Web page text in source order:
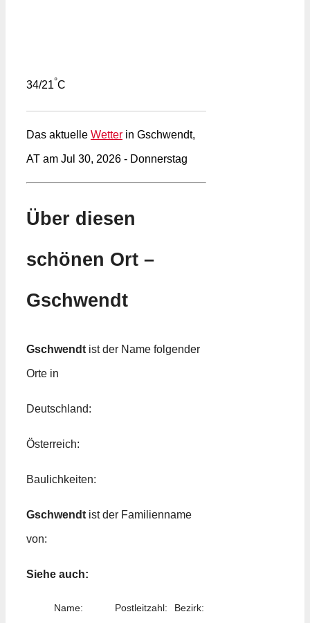
34/21°C
Das aktuelle Wetter in Gschwendt,
AT am Jul 30, 2026 - Donnerstag
Über diesen
schönen Ort –
Gschwendt
Gschwendt ist der Name folgender
Orte in
Deutschland:
Österreich:
Baulichkeiten:
Gschwendt ist der Familienname
von:
Siehe auch:
Name:
Postleitzahl:
Bezirk: